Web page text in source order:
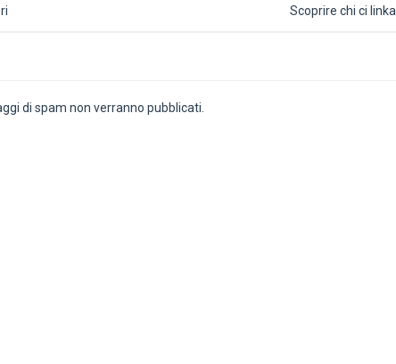
Scoprire chi ci linka
di spam non verranno pubblicati.